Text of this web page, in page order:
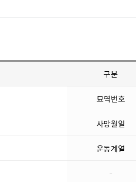
구분
묘역번호
사망월일
운동계열
-